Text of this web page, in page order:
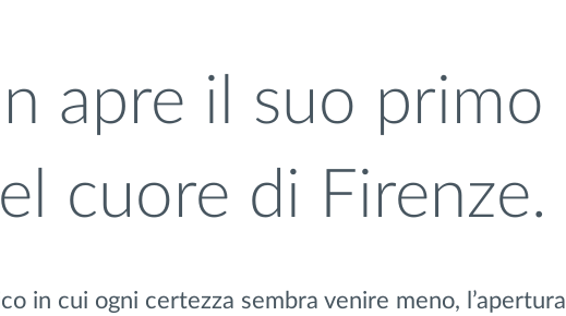
apre il suo primo
cuore di Firenze.
in cui ogni certezza sembra venire meno, l’apertura